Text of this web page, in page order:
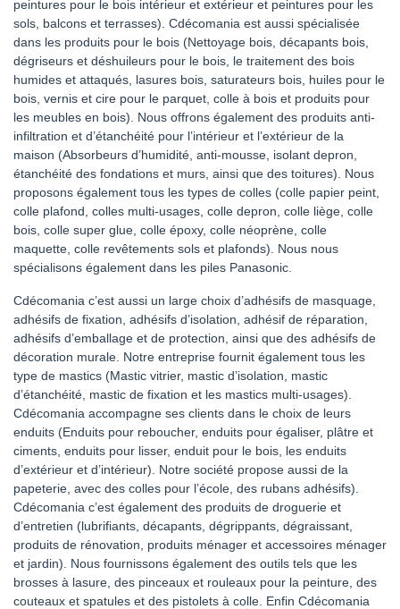
peintures pour le bois intérieur et extérieur et peintures pour les
sols, balcons et terrasses). Cdécomania est aussi spécialisée
dans les produits pour le bois (Nettoyage bois, décapants bois,
dégriseurs et déshuileurs pour le bois, le traitement des bois
humides et attaqués, lasures bois, saturateurs bois, huiles pour le
bois, vernis et cire pour le parquet, colle à bois et produits pour
les meubles en bois). Nous offrons également des produits anti-
infiltration et d’étanchéité pour l’intérieur et l’extérieur de la
maison (Absorbeurs d’humidité, anti-mousse, isolant depron,
étanchéité des fondations et murs, ainsi que des toitures). Nous
proposons également tous les types de colles (colle papier peint,
colle plafond, colles multi-usages, colle depron, colle liège, colle
bois, colle super glue, colle époxy, colle néoprène, colle
maquette, colle revêtements sols et plafonds). Nous nous
spécialisons également dans les piles Panasonic.
Cdécomania c’est aussi un large choix d’adhésifs de masquage,
adhésifs de fixation, adhésifs d’isolation, adhésif de réparation,
adhésifs d’emballage et de protection, ainsi que des adhésifs de
décoration murale. Notre entreprise fournit également tous les
type de mastics (Mastic vitrier, mastic d’isolation, mastic
d’étanchéité, mastic de fixation et les mastics multi-usages).
Cdécomania accompagne ses clients dans le choix de leurs
enduits (Enduits pour reboucher, enduits pour égaliser, plâtre et
ciments, enduits pour lisser, enduit pour le bois, les enduits
d’extérieur et d’intérieur). Notre société propose aussi de la
papeterie, avec des colles pour l’école, des rubans adhésifs).
Cdécomania c’est également des produits de droguerie et
d’entretien (lubrifiants, décapants, dégrippants, dégraissant,
produits de rénovation, produits ménager et accessoires ménager
et jardin). Nous fournissons également des outils tels que les
brosses à lasure, des pinceaux et rouleaux pour la peinture, des
couteaux et spatules et des pistolets à colle. Enfin Cdécomania